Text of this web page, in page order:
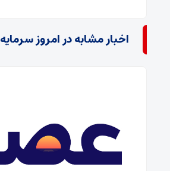
اخبار مشابه در امروز سرمایه